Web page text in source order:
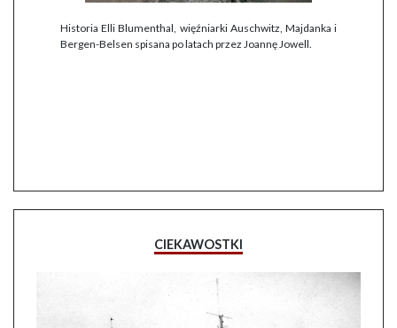
Historia Elli Blumenthal, więźniarki Auschwitz, Majdanka i
Bergen-Belsen spisana po latach przez Joannę Jowell.
CIEKAWOSTKI